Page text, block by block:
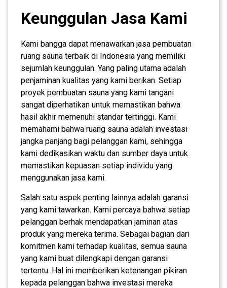
Keunggulan Jasa Kami
Kami bangga dapat menawarkan jasa pembuatan
ruang sauna terbaik di Indonesia yang memiliki
sejumlah keunggulan. Yang paling utama adalah
penjaminan kualitas yang kami berikan. Setiap
proyek pembuatan sauna yang kami tangani
sangat diperhatikan untuk memastikan bahwa
hasil akhir memenuhi standar tertinggi. Kami
memahami bahwa ruang sauna adalah investasi
jangka panjang bagi pelanggan kami, sehingga
kami dedikasikan waktu dan sumber daya untuk
memastikan kepuasan setiap individu yang
menggunakan jasa kami.
Salah satu aspek penting lainnya adalah garansi
yang kami tawarkan. Kami percaya bahwa setiap
pelanggan berhak mendapatkan jaminan atas
produk yang mereka terima. Sebagai bagian dari
komitmen kami terhadap kualitas, semua sauna
yang kami buat dilengkapi dengan garansi
tertentu. Hal ini memberikan ketenangan pikiran
kepada pelanggan bahwa investasi mereka